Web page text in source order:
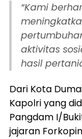
“Kami
aktivitas
hasil
Dari Kota
Kapolri yang
Pangdam I/
jajaran